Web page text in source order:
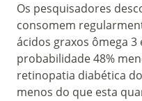
Os pesquisadores
consomem
ácidos graxos ômega
probabilidade 48%
retinopatia diabética
menos do que esta